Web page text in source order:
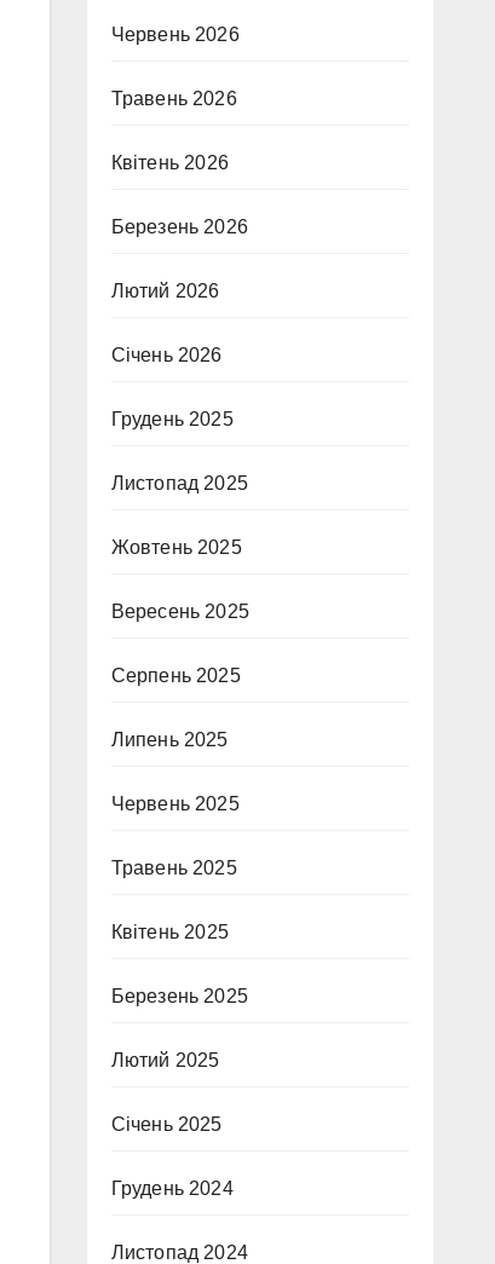
Червень 2026
Травень 2026
Квітень 2026
Березень 2026
Лютий 2026
Січень 2026
Грудень 2025
Листопад 2025
Жовтень 2025
Вересень 2025
Серпень 2025
Липень 2025
Червень 2025
Травень 2025
Квітень 2025
Березень 2025
Лютий 2025
Січень 2025
Грудень 2024
Листопад 2024